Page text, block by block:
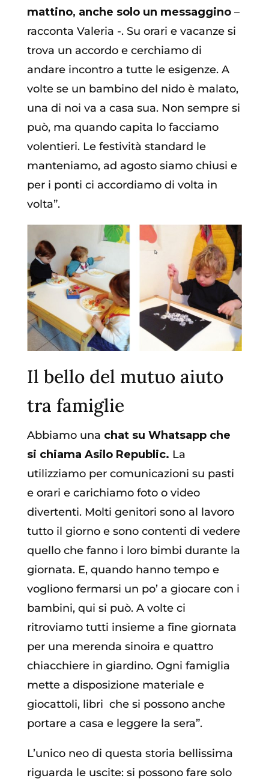
mattino, anche solo un messaggino–
racconta Valeria -. Su orari e vacanze si
trova un accordo e cerchiamo di
andare incontro a tutte le esigenze. A
volte se un bambino del nido è malato,
una di noi va a casa sua. Non sempre si
può, ma quando capita lo facciamo
volentieri. Le festività standard le
manteniamo, ad agosto siamo chiusi e
per i ponti ci accordiamo di volta in
volta”.
Il bello del mutuo aiuto
tra famiglie
Abbiamo una chat su Whatsapp che
si chiama Asilo Republic. La
utilizziamo per comunicazioni su pasti
e orari e carichiamo foto o video
divertenti. Molti genitori sono al lavoro
tutto il giorno e sono contenti di vedere
quello che fanno i loro bimbi durante la
giornata. E, quando hanno tempo e
vogliono fermarsi un po’ a giocare con i
bambini, qui si può. A volte ci
ritroviamo tutti insieme a fine giornata
per una merenda sinoira e quattro
chiacchiere in giardino. Ogni famiglia
mette a disposizione materiale e
giocattoli, libri che si possono anche
portare a casa e leggere la sera”.
L’unico neo di questa storia bellissima
riguarda le uscite: si possono fare solo